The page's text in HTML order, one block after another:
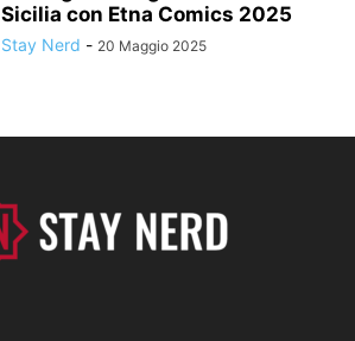
Sicilia con Etna Comics 2025
Stay Nerd - 20 Maggio 2025